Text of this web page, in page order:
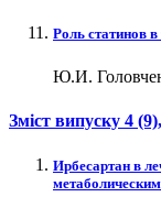
Роль статинов
Ю.И.
Зміст випуску 4 (9)
Ирбесартан в